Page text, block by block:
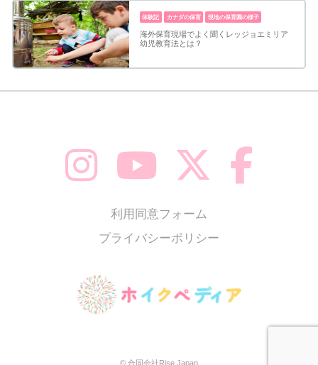
体験記 カナダの保育 現地の保育園の様子
海外保育現場でよく聞くレッジョエミリア
幼児教育法とは？
利用同意フォーム
プライバシーポリシー
© 合同会社Rise Japan